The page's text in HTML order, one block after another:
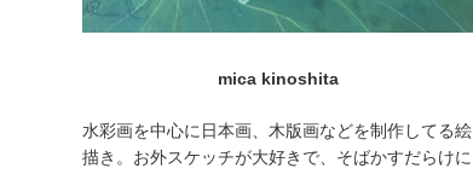
mica kinoshita
水彩画を中心に日本画、木版画などを制作してる絵
描き。お外スケッチが大好きで、そばかすだらけに